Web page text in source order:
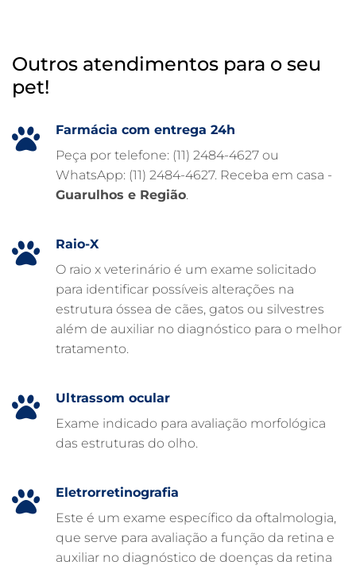
HOSPITAL VETERINÁRIO 24 HORAS
HOSPITAL VETERINÁRIO
FISIOTERAPIA VETERINÁRIA
FARMÁCIA VETERINÁRIA 24H
EMERGÊNCIA VETERINÁRIA
EMERGÊNCIA PARA PETS
CUIDADOS INTENSIVOS EM ANIMAIS
CLÍNICA VETERINÁRIA ARCA
CLÍNICA VETERINÁRIA 24 HORAS
ATENDIMENTO VETERINÁRIO
Outros atendimentos para o seu
pet!
Farmácia com entrega 24h
Peça por telefone: (11) 2484-4627 ou
WhatsApp: (11) 2484-4627. Receba em casa -
Guarulhos e Região.
Raio-X
O raio x veterinário é um exame solicitado
para identificar possíveis alterações na
estrutura óssea de cães, gatos ou silvestres
além de auxiliar no diagnóstico para o melhor
tratamento.
Ultrassom ocular
Exame indicado para avaliação morfológica
das estruturas do olho.
Eletrorretinografia
Este é um exame específico da oftalmologia,
que serve para avaliação a função da retina e
auxiliar no diagnóstico de doenças da retina